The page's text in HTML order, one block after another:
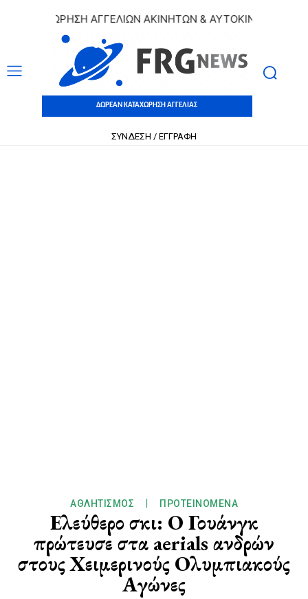
ΑΓΓΕΛΙΩΝ ΑΚΙΝΗΤΩΝ & ΑΥΤΟΚΙΝΗΤΩΝ |
ΔΩΡΕΑΝ ΚΑΤΑΧΩΡΗΣΗ ΑΓΓΕΛΙΑΣ
ΣΥΝΔΕΣΗ / ΕΓΓΡΑΦΗ
ΑΘΛΗΤΙΣΜΌΣ ΠΡΟΤΕΙΝΌΜΕΝΑ
Ελεύθερο σκι: Ο Γουάνγκ
πρώτευσε στα aerials ανδρών
στους Χειμερινούς Ολυμπιακούς
Αγώνες